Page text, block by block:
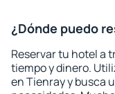
¿Dónde puedo
Reservar tu hotel a
tiempo y dinero.
en Tienray y busca